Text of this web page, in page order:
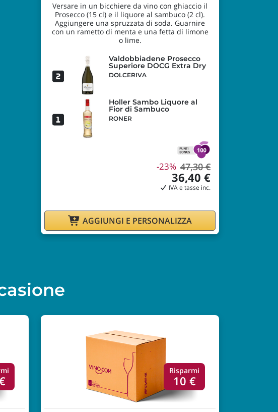
Versare in un bicchiere da vino con ghiaccio il
Prosecco (15 cl) e il liquore al sambuco (2 cl).
Aggiungere una spruzzata di soda. Guarnire
con un rametto di menta e una fetta di limone
o lime.
Valdobbiadene Prosecco
Superiore DOCG Extra Dry
DOLCERIVA
Holler Sambo Liquore al
Fior di Sambuco
RONER
-23% 47,30 €
36,40 €
IVA e tasse inc.
AGGIUNGI E PERSONALIZZA
Risparmi
10 €